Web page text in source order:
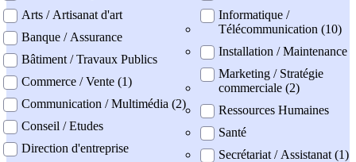
Arts / Artisanat d'art
Banque / Assurance
Bâtiment / Travaux Publics
Commerce / Vente (1)
Communication / Multimédia (2)
Conseil / Etudes
Direction d'entreprise
Informatique /
Télécommunication (10)
Installation / Maintenance
Marketing / Stratégie
commerciale (2)
Ressources Humaines
Santé
Secrétariat / Assistanat (1)